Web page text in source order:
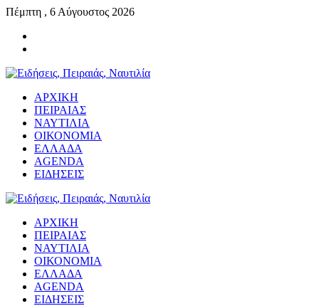
Πέμπτη , 6 Αύγουστος 2026
ΑΡΧΙΚΗ
ΠΕΙΡΑΙΑΣ
ΝΑΥΤΙΛΙΑ
ΟΙΚΟΝΟΜΙΑ
ΕΛΛΑΔΑ
AGENDA
ΕΙΔΗΣΕΙΣ
ΑΡΧΙΚΗ
ΠΕΙΡΑΙΑΣ
ΝΑΥΤΙΛΙΑ
ΟΙΚΟΝΟΜΙΑ
ΕΛΛΑΔΑ
AGENDA
ΕΙΔΗΣΕΙΣ